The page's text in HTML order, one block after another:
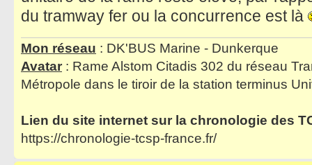
du tramway fer ou la concurrence est là
Mon réseau : DK'BUS Marine - Dunkerque
Avatar : Rame Alstom Citadis 302 du réseau
Métropole dans le tiroir de la station terminus
Lien du site internet sur la chronologie des
https://chronologie-tcsp-france.fr/